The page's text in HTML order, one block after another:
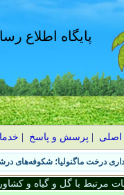
پایگاه اطلاع
پرسش و پاسخ
درخت ماگنولیا؛ شکوفه‌های
مرتبط با گل و گیاه و